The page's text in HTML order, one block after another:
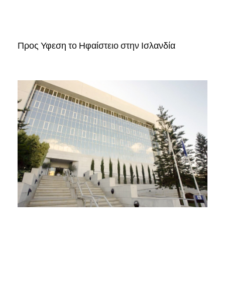
Προς Υφεση το Ηφαίστειο στην Ισλανδία